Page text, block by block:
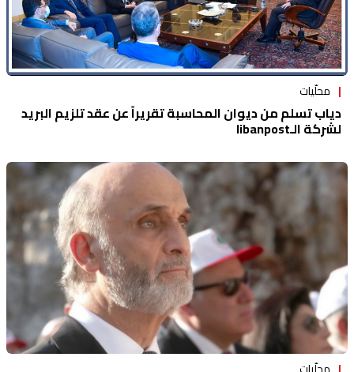
محلّيات
دياب تسلم من ديوان المحاسبة تقريراً عن عقد تلزيم البريد
لشركة الـlibanpost